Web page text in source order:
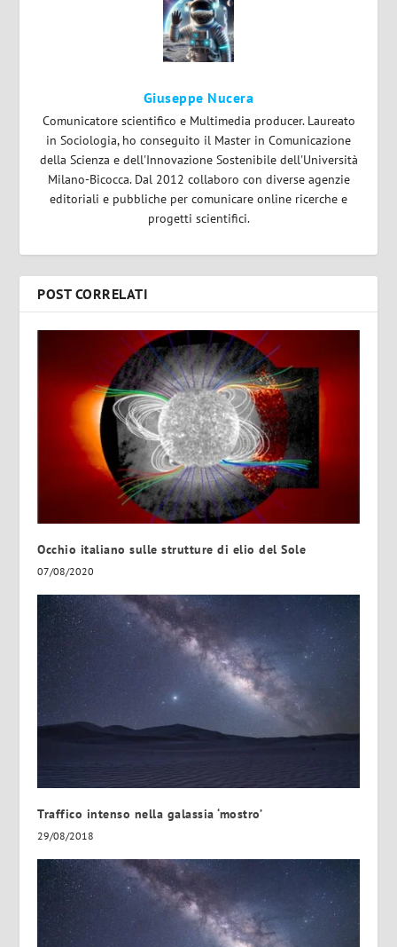
Giuseppe Nucera
Comunicatore scientifico e Multimedia producer. Laureato
in Sociologia, ho conseguito il Master in Comunicazione
della Scienza e dell'Innovazione Sostenibile dell'Università
Milano-Bicocca. Dal 2012 collaboro con diverse agenzie
editoriali e pubbliche per comunicare online ricerche e
progetti scientifici.
POST CORRELATI
Occhio italiano sulle strutture di elio del Sole
07/08/2020
Traffico intenso nella galassia ‘mostro’
29/08/2018